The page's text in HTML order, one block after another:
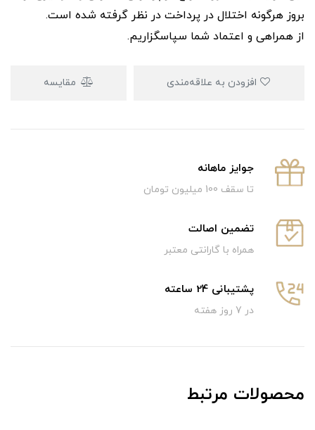
بروز هرگونه اختلال در پرداخت در نظر گرفته شده است.
از همراهی و اعتماد شما سپاسگزاریم.
مقایسه
جوایز ماهانه
تا سقف 100 میلیون تومان
تضمین اصالت
همراه با گارانتی معتبر
پشتیبانی 24 ساعته
در 7 روز هفته
محصولات مرتبط